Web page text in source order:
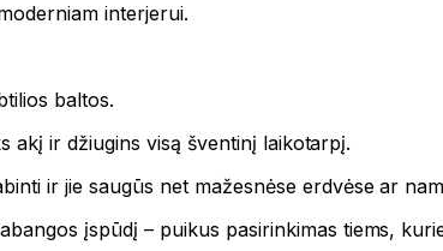
interjerui.
baltos.
akį ir džiugins visą šventinį laikotarpį.
ir jie saugūs net mažesnėse erdvėse ar
įspūdį – puikus pasirinkimas tiems,